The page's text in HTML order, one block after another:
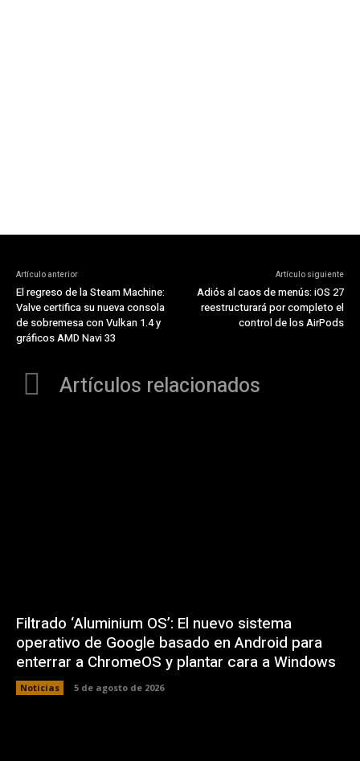
Artículo anterior
El regreso de la Steam Machine:
Valve certifica su nueva consola
de sobremesa con Vulkan 1.4 y
gráficos AMD Navi 33
Artículo siguiente
Adiós al caos de menús: iOS 27
reestructurará por completo el
control de los AirPods
Artículos relacionados
Filtrado ‘Aluminium OS’: El nuevo sistema
operativo de Google basado en Android para
enterrar a ChromeOS y plantar cara a Windows
Noticias 5 de agosto de 2026